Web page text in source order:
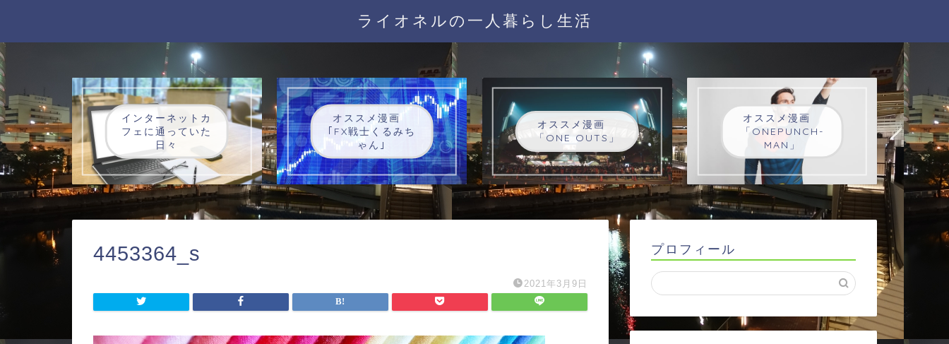
ライオネルの一人暮らし生活
インターネットカ
フェに通っていた
日々
オススメ漫画
｢FX戦士くるみち
ゃん｣
オススメ漫画
「ONE OUTS」
オススメ漫画
「ONEPUNCH-
MAN」
4453364_s
2021年3月9日
プロフィール